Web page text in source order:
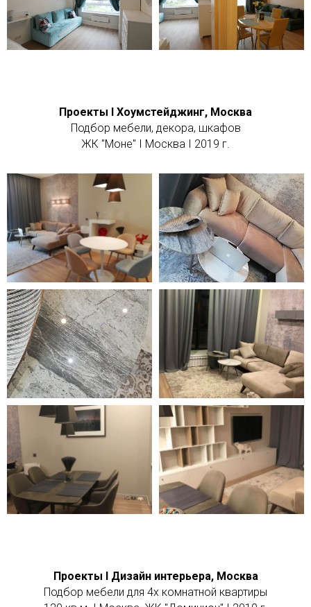
Проекты I Хоумстейджинг, Москва
Подбор мебели, декора, шкафов
ЖК "Моне" I Москва I 2019 г.
Проекты I Дизайн интерьера, Москва
Подбор мебели для 4х комнатной квартиры